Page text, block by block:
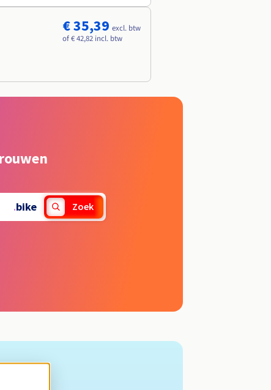
€ 35,39 excl. btw
of € 42,82 incl. btw
.bike Zoek